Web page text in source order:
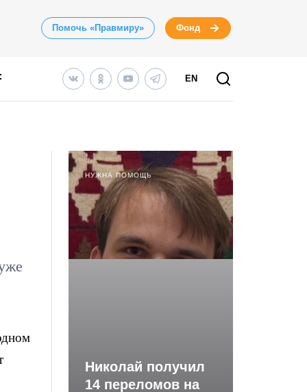
Помочь «Правмиру» Фонд
EN
НУЖНА ПОМОЩЬ
Николай получил
14 переломов на